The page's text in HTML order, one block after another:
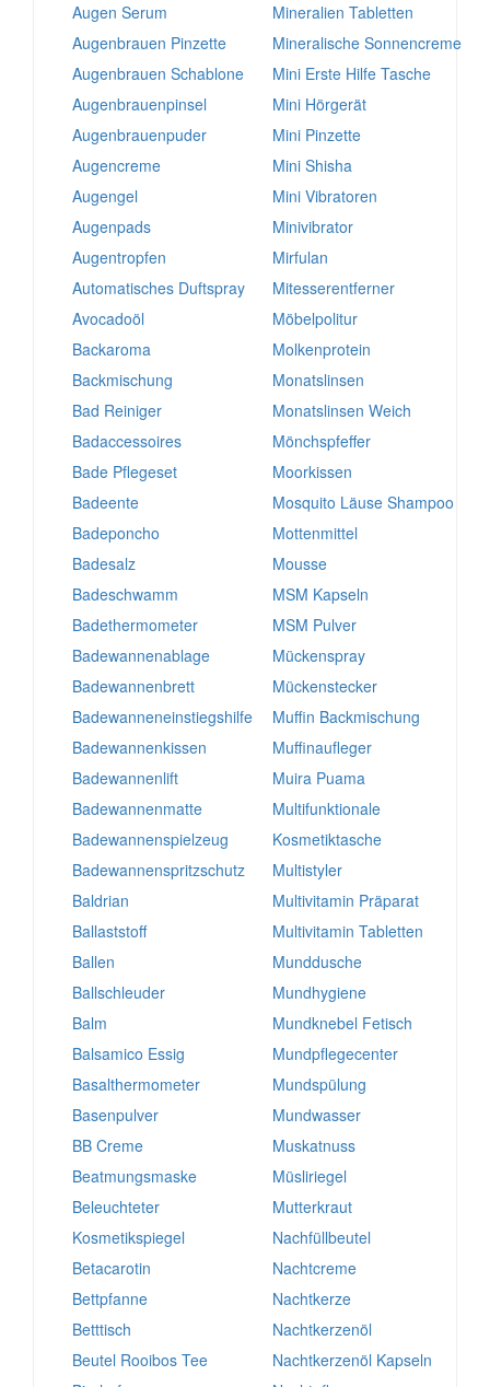
Augen Serum
Augenbrauen Pinzette
Augenbrauen Schablone
Augenbrauenpinsel
Augenbrauenpuder
Augencreme
Augengel
Augenpads
Augentropfen
Automatisches Duftspray
Avocadoöl
Backaroma
Backmischung
Bad Reiniger
Badaccessoires
Bade Pflegeset
Badeente
Badeponcho
Badesalz
Badeschwamm
Badethermometer
Badewannenablage
Badewannenbrett
Badewanneneinstiegshilfe
Badewannenkissen
Badewannenlift
Badewannenmatte
Badewannenspielzeug
Badewannenspritzschutz
Baldrian
Ballaststoff
Ballen
Ballschleuder
Balm
Balsamico Essig
Basalthermometer
Basenpulver
BB Creme
Beatmungsmaske
Beleuchteter
Kosmetikspiegel
Betacarotin
Bettpfanne
Betttisch
Beutel Rooibos Tee
Mineralien Tabletten
Mineralische Sonnencreme
Mini Erste Hilfe Tasche
Mini Hörgerät
Mini Pinzette
Mini Shisha
Mini Vibratoren
Minivibrator
Mirfulan
Mitesserentferner
Möbelpolitur
Molkenprotein
Monatslinsen
Monatslinsen Weich
Mönchspfeffer
Moorkissen
Mosquito Läuse Shampoo
Mottenmittel
Mousse
MSM Kapseln
MSM Pulver
Mückenspray
Mückenstecker
Muffin Backmischung
Muffinaufleger
Muira Puama
Multifunktionale
Kosmetiktasche
Multistyler
Multivitamin Präparat
Multivitamin Tabletten
Munddusche
Mundhygiene
Mundknebel Fetisch
Mundpflegecenter
Mundspülung
Mundwasser
Muskatnuss
Müsliriegel
Mutterkraut
Nachfüllbeutel
Nachtcreme
Nachtkerze
Nachtkerzenöl
Nachtkerzenöl Kapseln